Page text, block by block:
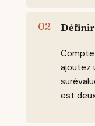
ajoutez
est